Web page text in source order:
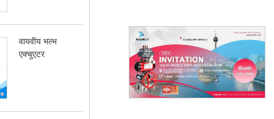
वायवीय भल्भ
एक्चुएटर